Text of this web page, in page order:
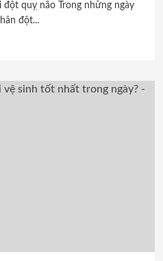
quỵ não Trong những ngày
đột...